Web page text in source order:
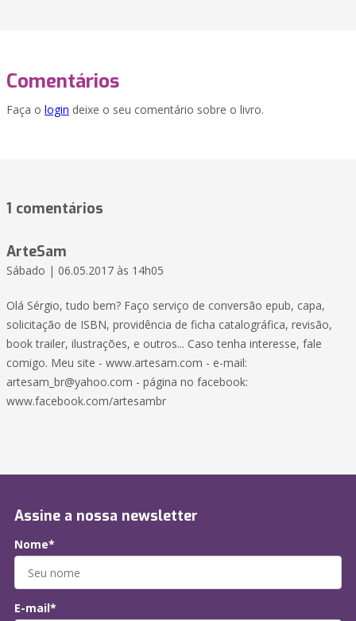
Comentários
Faça o login deixe o seu comentário sobre o livro.
1 comentários
ArteSam
Sábado | 06.05.2017 às 14h05
Olá Sérgio, tudo bem? Faço serviço de conversão epub, capa,
solicitação de ISBN, providência de ficha catalográfica, revisão,
book trailer, ilustrações, e outros... Caso tenha interesse, fale
comigo. Meu site - www.artesam.com - e-mail:
artesam_br@yahoo.com - página no facebook:
www.facebook.com/artesambr
Assine a nossa newsletter
Nome*
E-mail*